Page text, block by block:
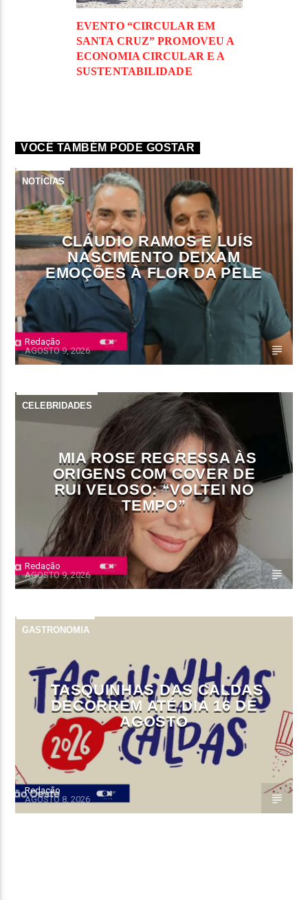
EVENTO “CIRCULAR EM
SANTA CRUZ” PROMOVEU A
ECONOMIA CIRCULAR E A
SUSTENTABILIDADE
VOCÊ TAMBÉM PODE GOSTAR
NOTÍCIAS
CLÁUDIO RAMOS E LUÍS
NASCIMENTO DEIXAM
EMOÇÕES À FLOR DA PELE
Redação
AGOSTO 9, 2026
CELEBRIDADES
MIA ROSE REGRESSA ÀS
ORIGENS COM COVER DE
RUI VELOSO: “VOLTEI NO
TEMPO”
Redação
AGOSTO 9, 2026
GASTRONOMIA
TASQUINHAS DAS CALDAS
DECORREM ATÉ DIA 16 DE
AGOSTO
Redação
AGOSTO 8, 2026